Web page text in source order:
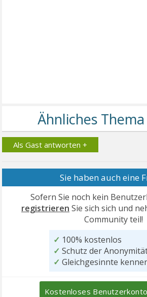
Als Gast antworten +
Sie haben auch eine
Sofern Sie noch kein
registrieren Sie sich sich und
Community teil!
✓ 100% kostenlos
✓ Schutz der
✓ Gleichgesinnte
Kostenloses